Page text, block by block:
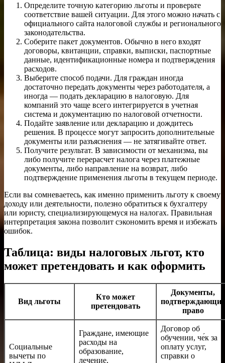
Определите точную категорию льготы и проверьте
соответствие вашей ситуации. Для этого можно начать с
официального сайта налоговой службы и регионального
законодательства.
Соберите пакет документов. Обычно в него входят
договоры, квитанции, справки, выписки, паспортные
данные, идентификационные номера и подтверждения
расходов.
Выберите способ подачи. Для граждан иногда
достаточно передать документы через работодателя, а
иногда — подать декларацию в налоговую. Для
компаний это чаще всего интегрируется в учетная
система и документацию по налоговой отчетности.
Подайте заявление или декларацию и дождитесь
решения. В процессе могут запросить дополнительные
документы или разъяснения — не затягивайте ответ.
Получите результат. В зависимости от механизма, вы
либо получите перерасчет налога через платежные
документы, либо направление на возврат, либо
подтверждение применения льготы в текущем периоде.
Если вы сомневаетесь, как именно применить льготу к своему
доходу или деятельности, полезно обратиться к бухгалтеру
или юристу, специализирующемуся на налогах. Правильная
интерпретация закона позволит сэкономить время и избежать
ошибок.
Таблица: виды налоговых льгот, кто
может претендовать и как оформить
Вид льготы
Кто может
претендовать
Документы,
подтверждающие
право
Социальные
вычеты по
Граждане, имеющие
расходы на
образование,
лечение,
Договор об
обучении, че́к за
оплату услуг,
справки о